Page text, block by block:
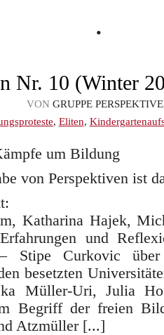
•
Nr. 10 (Winter
VON GRUPPE
, Eliten,
um Bildung
von Perspektiven ist
Katharina Hajek,
und
Stipe Curkovic
besetzten
Müller-Uri, Julia
Begriff der freien
Atzmüller [...]